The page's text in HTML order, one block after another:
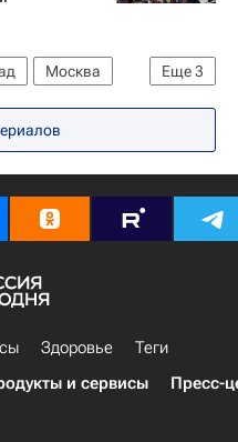
Еще3
Москва
Здоровье
Теги
и сервисы Пресс-